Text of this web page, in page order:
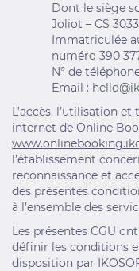
Dont le siège
Joliot – CS
Immatriculée
numéro 390
N° de
Email :
L’accès, l’utilisation
internet de Online
l’établissement
reconnaissance et
des présentes
à l’ensemble des
Les présentes CGU
définir les conditions
disposition par